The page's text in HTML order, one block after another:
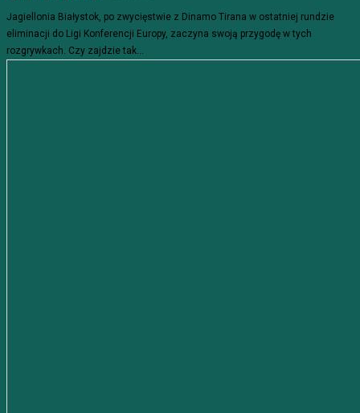
Jagiellonia Białystok, po zwycięstwie z Dinamo Tirana w ostatniej rundzie
eliminacji do Ligi Konferencji Europy, zaczyna swoją przygodę w tych
rozgrywkach. Czy zajdzie tak...